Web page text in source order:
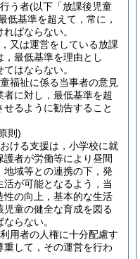
う者(以下「放課後児童
低基準を超えて，常に，
ばならない。
又は運営をしている放課
最低基準を理由とし
はならない。
福祉に係る当事者の意見
に対し，最低基準を超
るように勧告すること
則)
ける支援は，小学校に就
者が労働等により昼間
域等との連携の下，発
が可能となるよう，当
の向上，基本的な生活
童の健全な育成を図る
らない。
用者の人権に十分配慮す
して，その運営を行わ